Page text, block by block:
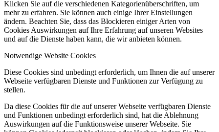
Klicken Sie auf die verschiedenen Kategorienüberschriften, um
mehr zu erfahren. Sie können auch einige Ihrer Einstellungen
ändern. Beachten Sie, dass das Blockieren einiger Arten von
Cookies Auswirkungen auf Ihre Erfahrung auf unseren Websites
und auf die Dienste haben kann, die wir anbieten können.
Notwendige Website Cookies
Diese Cookies sind unbedingt erforderlich, um Ihnen die auf unserer
Webseite verfügbaren Dienste und Funktionen zur Verfügung zu
stellen.
Da diese Cookies für die auf unserer Webseite verfügbaren Dienste
und Funktionen unbedingt erforderlich sind, hat die Ablehnung
Auswirkungen auf die Funktionsweise unserer Webseite. Sie